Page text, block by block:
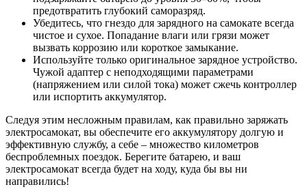
предотвратить глубокий саморазряд.
Убедитесь, что гнездо для зарядного на самокате всегда
чистое и сухое. Попадание влаги или грязи может
вызвать коррозию или короткое замыкание.
Используйте только оригинальное зарядное устройство.
Чужой адаптер с неподходящими параметрами
(напряжением или силой тока) может сжечь контроллер
или испортить аккумулятор.
Следуя этим несложным правилам, как правильно заряжать
электросамокат, вы обеспечите его аккумулятору долгую и
эффективную службу, а себе – множество километров
беспроблемных поездок. Берегите батарею, и ваш
электросамокат всегда будет на ходу, куда бы вы ни
направились!